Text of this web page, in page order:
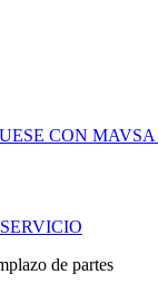
CON MAVSA
de partes